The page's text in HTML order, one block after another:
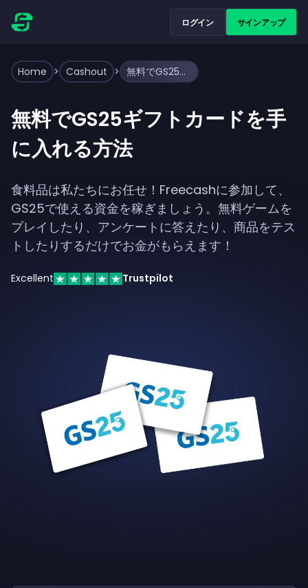
ログイン サインアップ
Home > Cashout > 無料でGS25ギフトカードを手に入れる方法
無料でGS25ギフトカードを手
に入れる方法
食料品は私たちにお任せ！Freecashに参加して、
GS25で使える資金を稼ぎましょう。無料ゲームを
プレイしたり、アンケートに答えたり、商品をテス
トしたりするだけでお金がもらえます！
Excellent Trustpilot